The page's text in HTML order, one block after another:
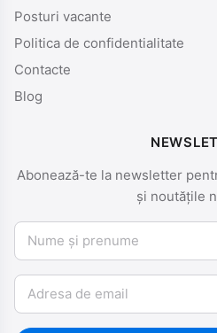
Posturi vacante
Politica de confidentialitate
Contacte
Blog
Abonează-te la newsletter
și noutățile
Nume și prenume
Email